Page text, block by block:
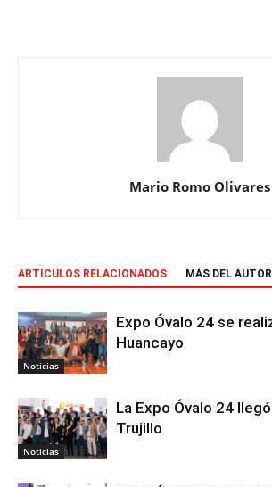
Mario Romo Olivares
ARTÍCULOS RELACIONADOS MÁS DEL AUTOR
Noticias
Expo Óvalo 24 se
Huancayo
Noticias
La Expo Óvalo 24
Trujillo